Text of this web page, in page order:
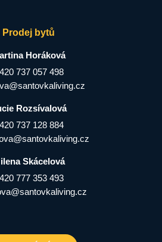
Prodej bytů
Horáková
737 057 498
Rozsívalová
737 128 884
Skácelová
777 353 493